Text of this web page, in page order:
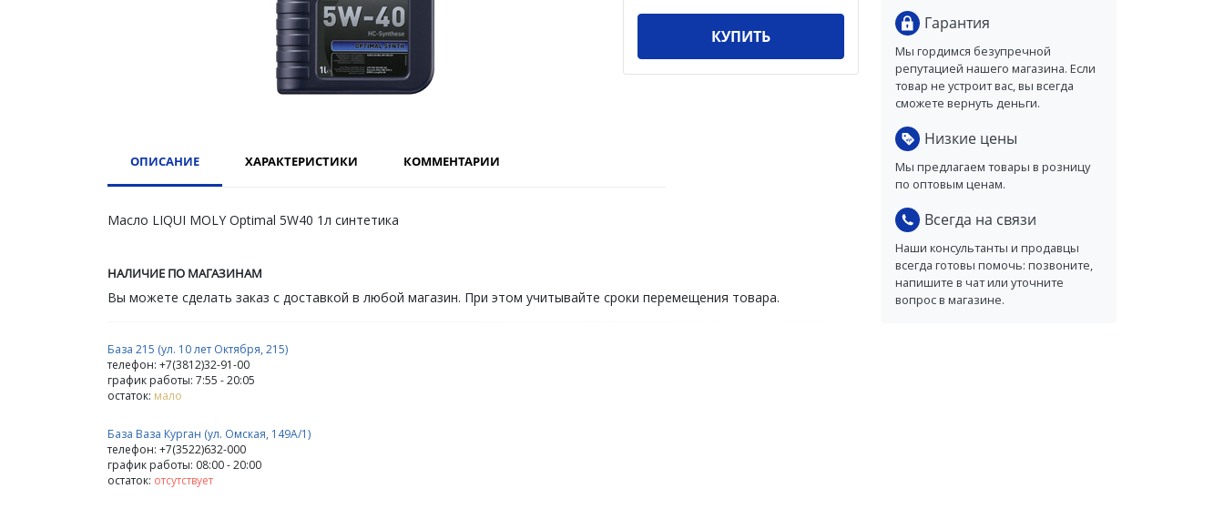
КУПИТЬ
ОПИСАНИЕ ХАРАКТЕРИСТИКИ КОММЕНТАРИИ
Масло LIQUI MOLY Optimal 5W40 1л синтетика
НАЛИЧИЕ ПО МАГАЗИНАМ
Вы можете сделать заказ с доставкой в любой магазин. При этом учитывайте сроки перемещения товара.
База 215 (ул. 10 лет Октября, 215)
телефон: +7(3812)32-91-00
график работы: 7:55 - 20:05
остаток: мало
База Ваза Курган (ул. Омская, 149А/1)
телефон: +7(3522)632-000
график работы: 08:00 - 20:00
остаток: отсутствует
Гарантия
Мы гордимся безупречной
репутацией нашего магазина. Если
товар не устроит вас, вы всегда
сможете вернуть деньги.
Низкие цены
Мы предлагаем товары в розницу
по оптовым ценам.
Всегда на связи
Наши консультанты и продавцы
всегда готовы помочь: позвоните,
напишите в чат или уточните
вопрос в магазине.